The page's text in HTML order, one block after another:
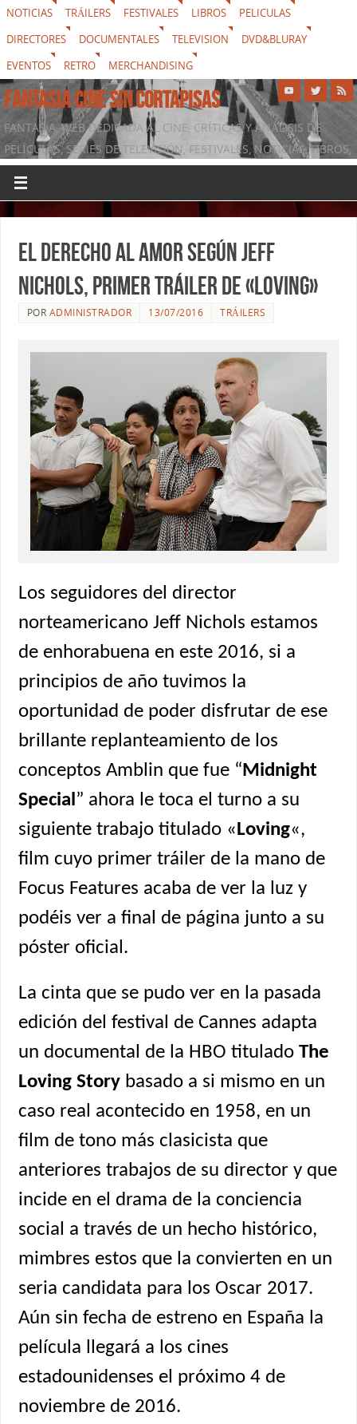
NOTICIAS TRÁILERS FESTIVALES LIBROS
PELICULAS
DIRECTORES
DOCUMENTALES TELEVISION
DVD&BLURAY
EVENTOS
RETRO MERCHANDISING
FANTASIA CINE SIN CORTAPISAS
FANTASIA, WEB DEDICADA AL CINE, CRÍTICAS Y ANÁLISIS DE
PELÍCULAS, SERIES DE TELEVISIÓN, FESTIVALES, NOTICIAS, LIBROS,
DVD & BLURAY, MERCHANDISING Y TODO LO QUE RODEA AL
SÉPTIMO ARTE
El derecho al amor según Jeff
Nichols, primer tráiler de «Loving»
POR ADMINISTRADOR 13/07/2016 TRÁILERS
Los seguidores del director
norteamericano Jeff Nichols estamos
de enhorabuena en este 2016, si a
principios de año tuvimos la
oportunidad de poder disfrutar de ese
brillante replanteamiento de los
conceptos Amblin que fue “ Midnight
Special ” ahora le toca el turno a su
siguiente trabajo titulado « Loving«,
film cuyo primer tráiler de la mano de
Focus Features acaba de ver la luz y
podéis ver a final de página junto a su
póster oficial.
La cinta que se pudo ver en la pasada
edición del festival de Cannes adapta
un documental de la HBO titulado The
Loving Storybasado a si mismo en un
caso real acontecido en 1958, en un
film de tono más clasicista que
anteriores trabajos de su director y que
incide en el drama de la conciencia
social a través de un hecho histórico,
mimbres estos que la convierten en un
seria candidata para los Oscar 2017.
Aún sin fecha de estreno en España la
película llegará a los cines
estadounidenses el próximo 4 de
noviembre de 2016.